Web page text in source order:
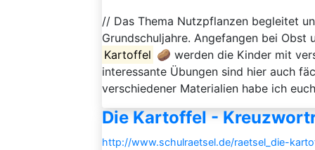
// Das Thema Nutzpflanzen begleitet
Grundschuljahre. Angefangen bei
Kartoffel 🥔 werden die Kinder mit
interessante Übungen sind hier auch
verschiedener Materialien habe ich
Die Kartoffel -
http://www.schulraetsel.de/raetsel_die-